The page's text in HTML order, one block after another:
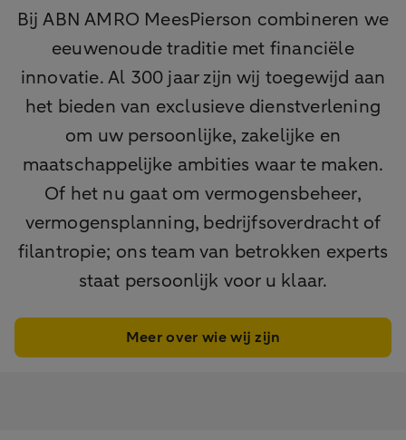
Bij ABN AMRO MeesPierson combineren we
eeuwenoude traditie met financiële
innovatie. Al 300 jaar zijn wij toegewijd aan
het bieden van exclusieve dienstverlening
om uw persoonlijke, zakelijke en
maatschappelijke ambities waar te maken.
Of het nu gaat om vermogensbeheer,
vermogensplanning, bedrijfsoverdracht of
filantropie; ons team van betrokken experts
staat persoonlijk voor u klaar.
Meer over wie wij zijn